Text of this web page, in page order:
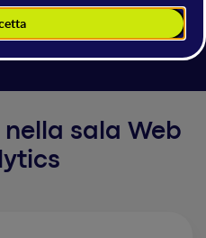
propria strategia di
sala Web